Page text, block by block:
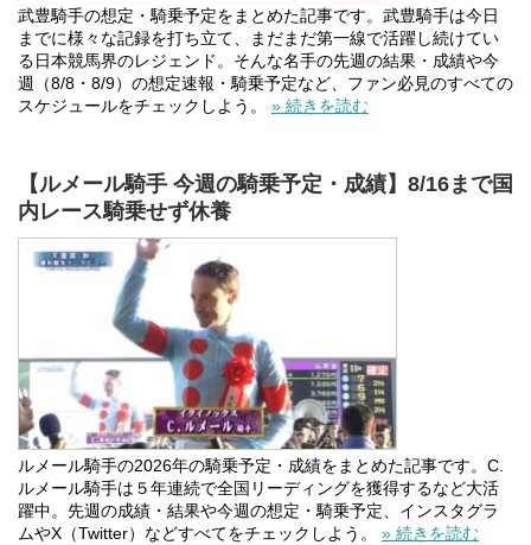
武豊騎手の想定・騎乗予定をまとめた記事です。武豊騎手は今日
までに様々な記録を打ち立て、まだまだ第一線で活躍し続けてい
る日本競馬界のレジェンド。そんな名手の先週の結果・成績や今
週（8/8・8/9）の想定速報・騎乗予定など、ファン必見のすべての
スケジュールをチェックしよう。 » 続きを読む
【ルメール騎手 今週の騎乗予定・成績】8/16まで国
内レース騎乗せず休養
ルメール騎手の2026年の騎乗予定・成績をまとめた記事です。C.
ルメール騎手は５年連続で全国リーディングを獲得するなど大活
躍中。先週の成績・結果や今週の想定・騎乗予定、インスタグラ
ムやX（Twitter）などすべてをチェックしよう。 » 続きを読む